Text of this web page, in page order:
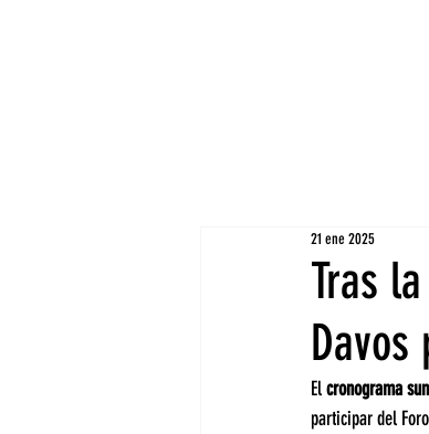
Tras
21 ene 2025
El cronograma
participar del